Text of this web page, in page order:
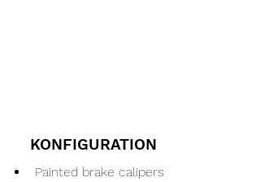
KONFIGURATION
Painted brake calipers